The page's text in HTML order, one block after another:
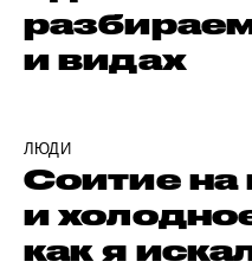
и видах
ЛЮДИ
Соитие
и
как я